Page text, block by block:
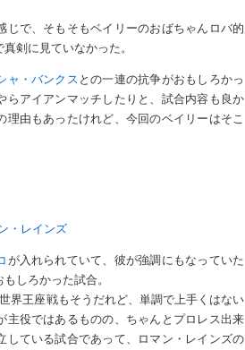
じで、そもそもベイリーのおばちゃんロバ的
剣に見ていなかった。
ャ・バンクス との一連の抗争がおもしろかっ
らアイアンマッチしたりと、試合内容も良か
理由もあったけれど、今回のベイリーはそこ
・レインズ
が入れられていて、彼が強調にもなっていた
しろかった試合。
界王座戦もそうだれど、単調で上手くはない
主役ではあるものの、ちゃんとプロレス出来
している試合であって、ロマン・レインズの